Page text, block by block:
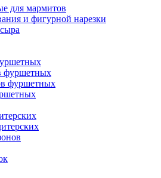
для мармитов
и фигурной нарезки
фуршетных
фуршетных